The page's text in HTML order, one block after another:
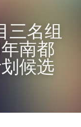
三名组
南都
候选